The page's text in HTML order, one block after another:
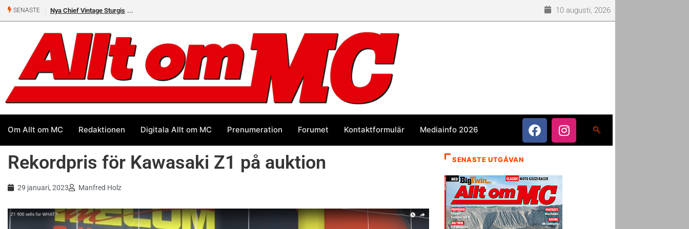
SENASTE
Chief Vintage Sturgis Premiär för Östgöta Dundret 10 augusti, 2026
Om Allt om MC Redaktionen Digitala Allt om MC Prenumeration Forumet Kontaktformulär Mediainfo 2026
Rekordpris för Kawasaki Z1 på auktion
29 januari, 2023 Manfred Holz
SENASTE UTGÅVAN